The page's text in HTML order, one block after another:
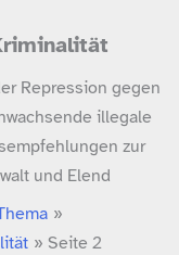
Repression gegen
illegale
zur
und Elend
Seite 2